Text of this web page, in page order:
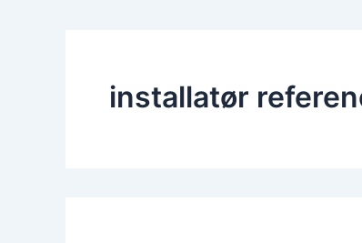
installatør